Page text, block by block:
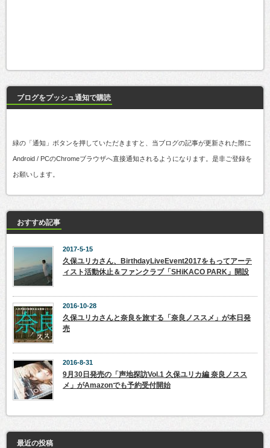
ブログをプッシュ通知で購読
緑の「通知」ボタンを押していただきますと、当ブログの記事が更新された際に
Android / PCのChromeブラウザへ直接通知されるようになります。是非ご登録を
お願いします。
おすすめ記事
2017-5-15
久保ユリカさん、BirthdayLiveEvent2017をもってアーテ
ィスト活動休止＆ファンクラブ「SHiKACO PARK」開設
2016-10-28
久保ユリカさんと奈良を旅する「奈良ノススメ」が本日発
売
2016-8-31
9月30日発売の「声地探訪Vol.1 久保ユリカ編 奈良ノスス
メ」がAmazonでも予約受付開始
最近の投稿